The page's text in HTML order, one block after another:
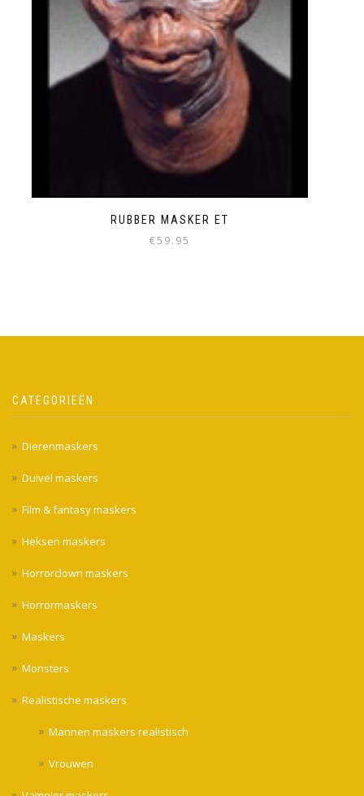
RUBBER MASKER ET
€59.95
CATEGORIEËN
Dierenmaskers
Duivel maskers
Film & fantasy maskers
Heksen maskers
Horrorclown maskers
Horrormaskers
Maskers
Monsters
Realistische maskers
Mannen maskers realistisch
Vrouwen